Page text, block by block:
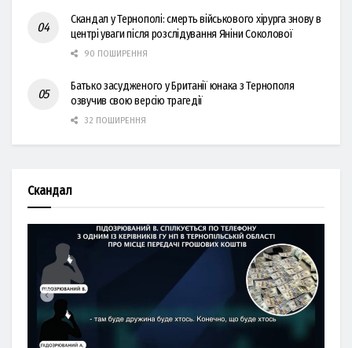
Скандал у Тернополі: смерть військового хірурга знову в
центрі уваги після розслідування Яніни Соколової
90 ПОШИРЕННЯ
Батько засудженого у Британії юнака з Тернополя
озвучив свою версію трагедії
32 ПОШИРЕННЯ
Скандал